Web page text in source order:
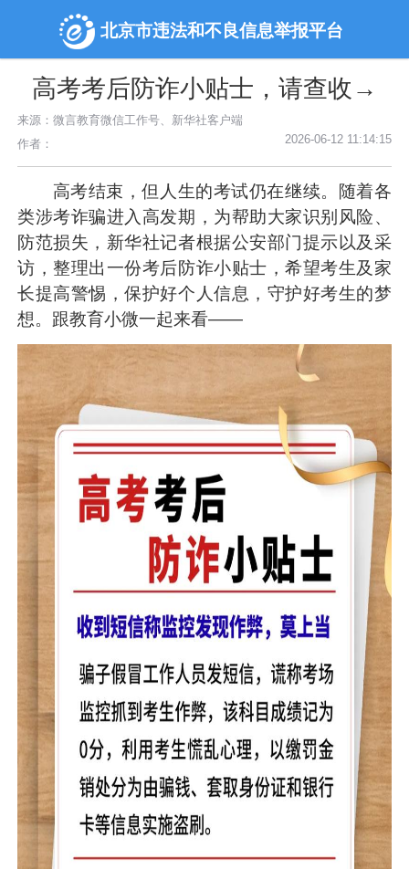
北京市违法和不良信息举报平台
高考考后防诈小贴士，请查收→
来源：微言教育微信工作号、新华社客户端
作者：
2026-06-12 11:14:15
高考结束，但人生的考试仍在继续。随着各
类涉考诈骗进入高发期，为帮助大家识别风险、
防范损失，新华社记者根据公安部门提示以及采
访，整理出一份考后防诈小贴士，希望考生及家
长提高警惕，保护好个人信息，守护好考生的梦
想。跟教育小微一起来看——